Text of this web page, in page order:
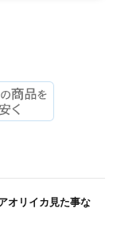
オリイカ見た事な